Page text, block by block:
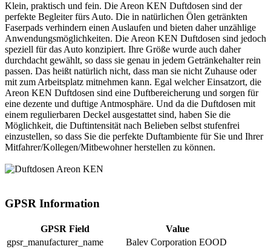
Klein, praktisch und fein. Die Areon KEN Duftdosen sind der
perfekte Begleiter fürs Auto. Die in natürlichen Ölen getränkten
Faserpads verhindern einen Auslaufen und bieten daher unzählige
Anwendungsmöglichkeiten. Die Areon KEN Duftdosen sind jedoch
speziell für das Auto konzipiert. Ihre Größe wurde auch daher
durchdacht gewählt, so dass sie genau in jedem Getränkehalter rein
passen. Das heißt natürlich nicht, dass man sie nicht Zuhause oder
mit zum Arbeitsplatz mitnehmen kann. Egal welcher Einsatzort, die
Areon KEN Duftdosen sind eine Duftbereicherung und sorgen für
eine dezente und duftige Antmosphäre. Und da die Duftdosen mit
einem regulierbaren Deckel ausgestattet sind, haben Sie die
Möglichkeit, die Duftintensität nach Belieben selbst stufenfrei
einzustellen, so dass Sie die perfekte Duftambiente für Sie und Ihrer
Mitfahrer/Kollegen/Mitbewohner herstellen zu können.
GPSR Information
GPSR Field
Value
gpsr_manufacturer_name
Balev Corporation EOOD